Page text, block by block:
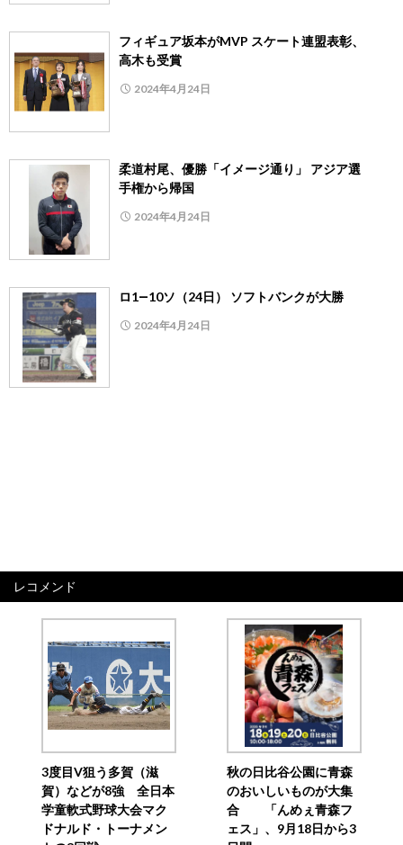
フィギュア坂本がMVP スケート連盟表彰、
高木も受賞
2024年4月24日
柔道村尾、優勝「イメージ通り」 アジア選
手権から帰国
2024年4月24日
ロ1―10ソ（24日） ソフトバンクが大勝
2024年4月24日
レコメンド
3度目V狙う多賀（滋
賀）などが8強 全日本
学童軟式野球大会マク
ドナルド・トーナメン
秋の日比谷公園に青森
のおいしいものが大集
合 「んめぇ青森フ
ェス」、9月18日から3